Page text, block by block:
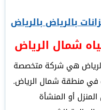
بالرياض بالرياض
شمال الرياض
هي شركة متخصصة
في منطقة شمال الرياض.
أو المنشأة